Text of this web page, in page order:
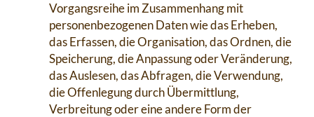
Vorgangsreihe im Zusammenhang mit
personenbezogenen Daten wie das Erheben,
das Erfassen, die Organisation, das Ordnen, die
Speicherung, die Anpassung oder Veränderung,
das Auslesen, das Abfragen, die Verwendung,
die Offenlegung durch Übermittlung,
Verbreitung oder eine andere Form der